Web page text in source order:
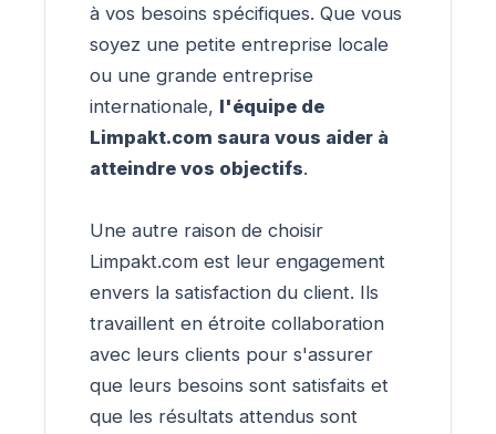
à vos besoins spécifiques. Que vous
soyez une petite entreprise locale
ou une grande entreprise
internationale, l'équipe de
Limpakt.com saura vous aider à
atteindre vos objectifs.
Une autre raison de choisir
Limpakt.com est leur engagement
envers la satisfaction du client. Ils
travaillent en étroite collaboration
avec leurs clients pour s'assurer
que leurs besoins sont satisfaits et
que les résultats attendus sont